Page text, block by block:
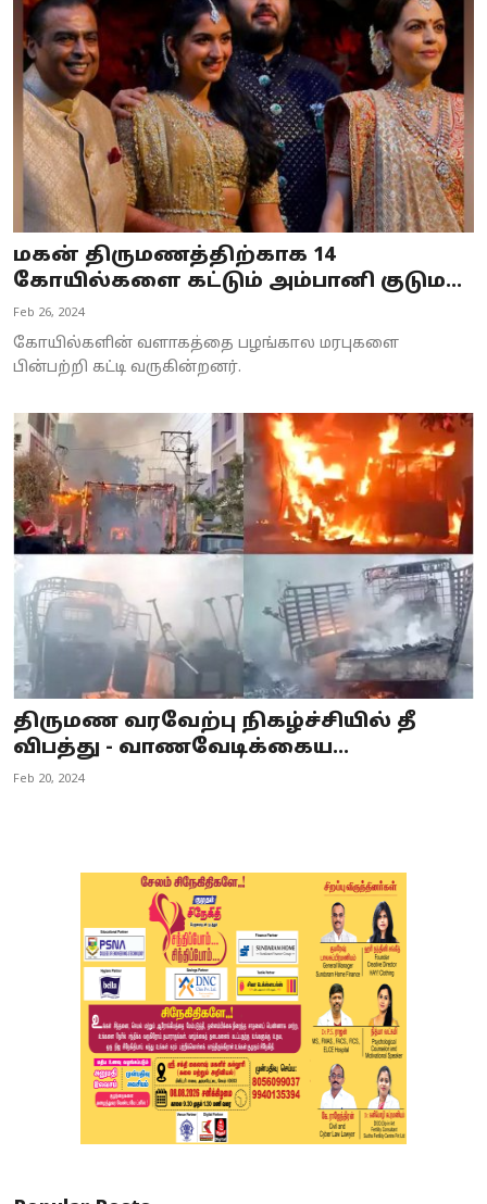
மகன் திருமணத்திற்காக 14
கோயில்களை கட்டும் அம்பானி குடும...
Feb 26, 2024
கோயில்களின் வளாகத்தை பழங்கால மரபுகளை
பின்பற்றி கட்டி வருகின்றனர்.
திருமண வரவேற்பு நிகழ்ச்சியில் தீ
விபத்து - வாணவேடிக்கைய...
Feb 20, 2024